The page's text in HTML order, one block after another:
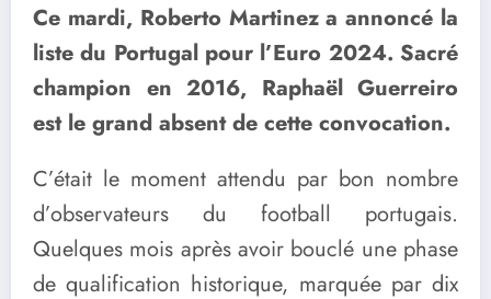
Ce mardi, Roberto Martinez a annoncé la
liste du Portugal pour l’Euro 2024. Sacré
champion en 2016, Raphaël Guerreiro
est le grand absent de cette convocation.
C’était le moment attendu par bon nombre
d’observateurs du football portugais.
Quelques mois après avoir bouclé une phase
de qualification historique, marquée par dix